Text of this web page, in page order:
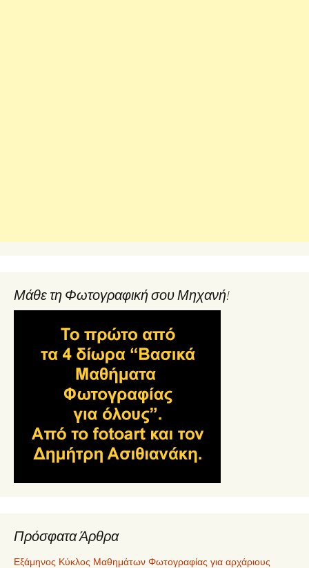
Μάθε τη Φωτογραφική σου Μηχανή!
Πρόσφατα Άρθρα
Εξάμηνος Κύκλος Μαθημάτων Φωτογραφίας για αρχάριους